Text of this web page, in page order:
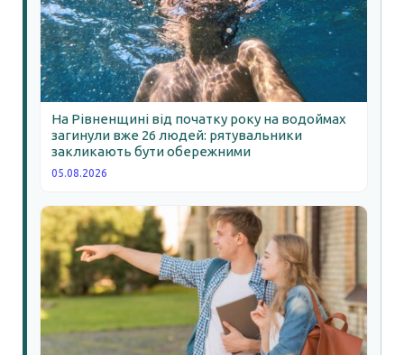
На Рівненщині від початку року на водоймах
загинули вже 26 людей: рятувальники
закликають бути обережними
05.08.2026